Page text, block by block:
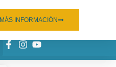
MÁS INFORMACIÓN